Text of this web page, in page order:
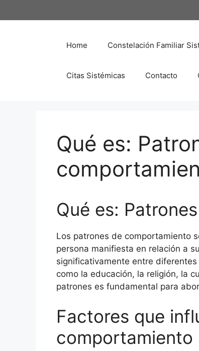
al
Home Constelación Familiar
Citas Sistémicas Contacto
Qué es:
Qué es:
Los patrones de comportamiento
persona manifiesta en relación a
significativamente entre
como la educación, la religión, la
patrones es fundamental para
Factores que
comportamiento